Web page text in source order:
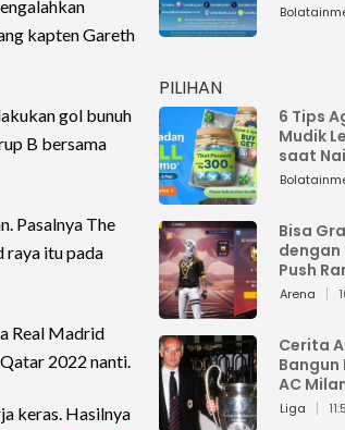
kapten Gareth
gol bunuh
B bersama
Pasalnya The
raya itu pada
Real Madrid
2022 nanti.
keras. Hasilnya
PILIHAN
6 Tips
Mudik
saat
Bisa
dengan
Push
Pemula
Arena
Cerita
Bangun
AC
Pemain
Liga